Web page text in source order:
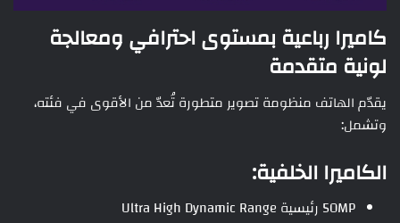
كاميرا رباعية بمستوى احترافي ومعالجة
لونية متقدمة
يقدّم الهاتف منظومة تصوير متطورة تُعدّ من الأقوى في فئته،
وتشمل:
الكاميرا الخلفية:
50MP رئيسية Ultra High Dynamic Range